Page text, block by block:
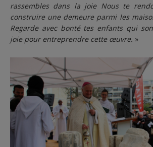
rassembles dans la joie Nous te
construire une demeure parmi les
Regarde avec bonté tes enfants qui
joie pour entreprendre cette œuvre. »